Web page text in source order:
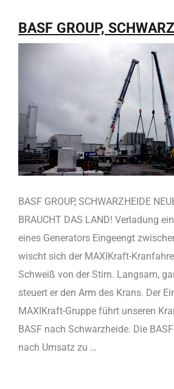
BASF GROUP,
BASF GROUP, SCHWARZHEIDE
BRAUCHT DAS LAND! Verladung
eines Generators Eingeengt
wischt sich der MAXIKraft-
Schweiß von der Stirn. Langsam,
steuert er den Arm des Krans. Der
MAXIKraft-Gruppe führt unseren
BASF nach Schwarzheide. Die
nach Umsatz zu …